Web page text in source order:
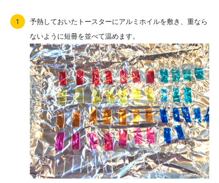
予熱しておいたトースターにアルミホイルを敷き、重なら
ないように短冊を並べて温めます。